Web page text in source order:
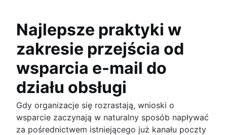
Compliance Management Software
Compliance Management Software
Centrum obsługi HR
Zarządzanie sprawami HR
Narzędzia do zarządzania zmianami
Automatyzacja HR
Usprawnienie procesów HR
Zarządzanie danymi
Model świadczenia usług HR
Zarządzanie wiedzą HR
Automatyzacja przepływów pracy HR
Najlepsze praktyki w
zakresie przejścia od
wsparcia e-mail do
działu obsługi
Gdy organizacje się rozrastają, wnioski o
wsparcie zaczynają w naturalny sposób napływać
za pośrednictwem istniejącego już kanału poczty